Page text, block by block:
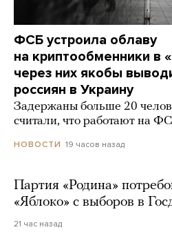
ФСБ устроила облаву
на криптообменники в
через них якобы
россиян в Украину
Задержаны больше 20
считали, что работают на
НОВОСТИ 19 часов назад
Партия «Родина»
«Яблоко» с выборов в
21 час назад